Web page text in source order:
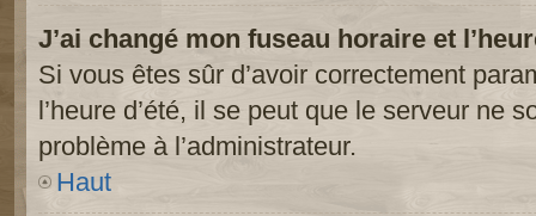
J’ai changé mon fuseau horaire et
Si vous êtes sûr d’avoir correctement
l’heure d’été, il se peut que le serveur ne
problème à l’administrateur.
Haut